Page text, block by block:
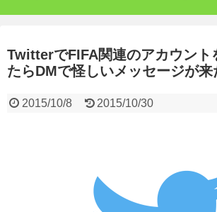
TwitterでFIFA関連のアカウント
たらDMで怪しいメッセージが来
2015/10/8 2015/10/30